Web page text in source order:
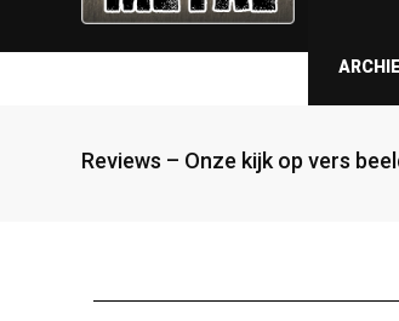
Reviews – Onze kijk op vers